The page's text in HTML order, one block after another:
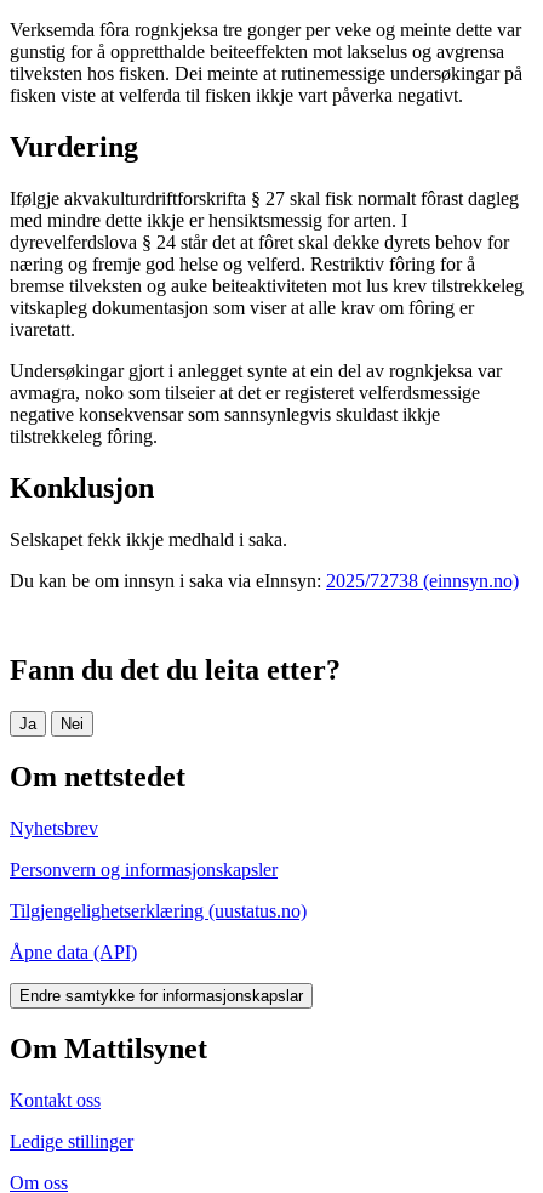
Verksemda fôra rognkjeksa tre gonger per veke og meinte dette var
gunstig for å oppretthalde beiteeffekten mot lakselus og avgrensa
tilveksten hos fisken. Dei meinte at rutinemessige undersøkingar på
fisken viste at velferda til fisken ikkje vart påverka negativt.
Vurdering
Ifølgje akvakulturdriftforskrifta § 27 skal fisk normalt fôrast dagleg
med mindre dette ikkje er hensiktsmessig for arten. I
dyrevelferdslova § 24 står det at fôret skal dekke dyrets behov for
næring og fremje god helse og velferd. Restriktiv fôring for å
bremse tilveksten og auke beiteaktiviteten mot lus krev tilstrekkeleg
vitskapleg dokumentasjon som viser at alle krav om fôring er
ivaretatt.
Undersøkingar gjort i anlegget synte at ein del av rognkjeksa var
avmagra, noko som tilseier at det er registeret velferdsmessige
negative konsekvensar som sannsynlegvis skuldast ikkje
tilstrekkeleg fôring.
Konklusjon
Selskapet fekk ikkje medhald i saka.
Du kan be om innsyn i saka via eInnsyn: 2025/72738 (einnsyn.no)
Fann du det du leita etter?
Ja Nei
Om nettstedet
Nyhetsbrev
Personvern og informasjonskapsler
Tilgjengelighetserklæring (uustatus.no)
Åpne data (API)
Endre samtykke for informasjonskapslar
Om Mattilsynet
Kontakt oss
Ledige stillinger
Om oss